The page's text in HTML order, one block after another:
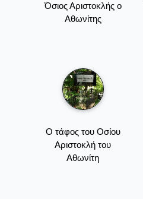
Όσιος Αριστοκλής ο
Αθωνίτης
Ο τάφος του Οσίου
Αριστοκλή του
Αθωνίτη